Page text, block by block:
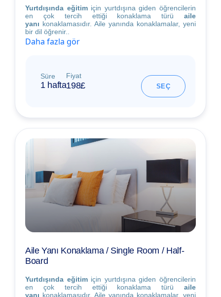
Yurtdışında eğitimiçin yurtdışına giden öğrencilerin
en çok tercih ettiği konaklama türü aile
yanı konaklamasıdır. Aile yanında konaklamalar, yeni
bir dil öğrenir..
Daha fazla gör
Süre
1 hafta
Fiyat
198£ SEÇ
Aile Yanı Konaklama / Single Room / Half-
Board
Yurtdışında eğitimiçin yurtdışına giden öğrencilerin
en çok tercih ettiği konaklama türü aile
yanı konaklamasıdır. Aile yanında konaklamalar, yeni